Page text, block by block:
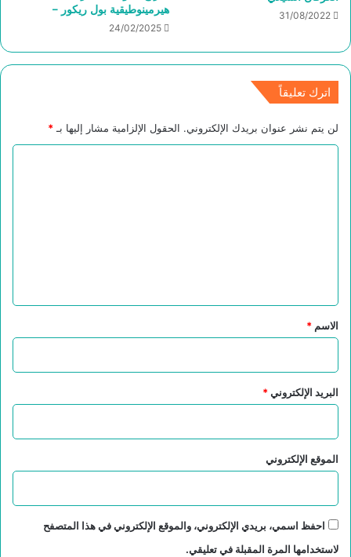
31/08/2022
هيرمينوطيقية بول ريكور –
24/02/2025
اترك تعليقاً
لن يتم نشر عنوان بريدك الإلكتروني. الحقول الإلزامية مشار إليها بـ *
*
الاسم *
البريد الإلكتروني*
الموقع الإلكتروني
احفظ اسمي، بريدي الإلكتروني، والموقع الإلكتروني في هذا المتصفح
لاستخدامها المرة المقبلة في تعليقي.